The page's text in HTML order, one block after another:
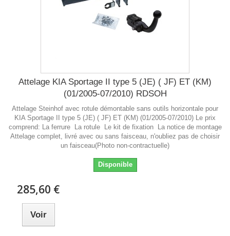
Attelage KIA Sportage II type 5 (JE) ( JF) ET (KM)
(01/2005-07/2010) RDSOH
Attelage Steinhof avec rotule démontable sans outils horizontale pour
KIA Sportage II type 5 (JE) ( JF) ET (KM) (01/2005-07/2010) Le prix
comprend: La ferrure La rotule Le kit de fixation La notice de montage
Attelage complet, livré avec ou sans faisceau, n'oubliez pas de choisir
un faisceau(Photo non-contractuelle)
Disponible
285,60 €
Voir